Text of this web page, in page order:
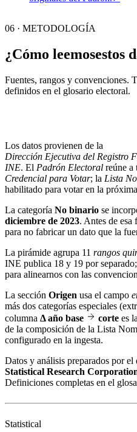
06 · METODOLOGÍA
¿Cómo leemosestos
Fuentes, rangos y convenciones.
definidos en el glosario electoral.
Los datos provienen de la
Dirección Ejecutiva del Registro
INE. El Padrón Electoral reúne a
Credencial para Votar; la Lista
habilitado para votar en la
La categoría No binario se
diciembre de 2023. Antes de esa
para no fabricar un dato que la
La pirámide agrupa 11 rangos
INE publica 18 y 19 por
para alinearnos con las
La sección Origen usa el campo
más dos categorías especiales
columna Δ año base corte es
de la composición de la Lista
configurado en la ingesta.
Datos y análisis preparados por
Statistical Research
Definiciones completas en el
Statistical